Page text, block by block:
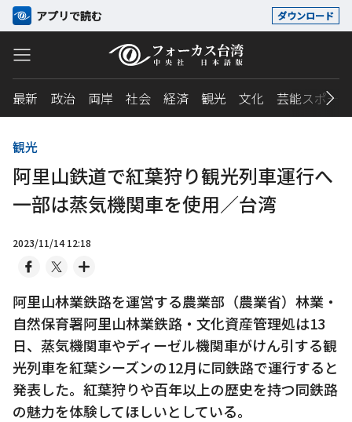
アプリで読む ダウンロード
最新 政治 両岸 社会 経済 観光 文化 芸能スポーツ
観光
阿里山鉄道で紅葉狩り観光列車運行へ
一部は蒸気機関車を使用／台湾
2023/11/14 12:18
阿里山林業鉄路を運営する農業部（農業省）林業・
自然保育署阿里山林業鉄路・文化資産管理処は13
日、蒸気機関車やディーゼル機関車がけん引する観
光列車を紅葉シーズンの12月に同鉄路で運行すると
発表した。紅葉狩りや百年以上の歴史を持つ同鉄路
の魅力を体験してほしいとしている。